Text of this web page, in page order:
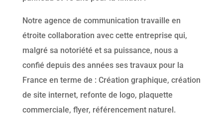
Notre agence de communication travaille en
étroite collaboration avec cette entreprise qui,
malgré sa notoriété et sa puissance, nous a
confié depuis des années ses travaux pour la
France en terme de : Création graphique, création
de site internet, refonte de logo, plaquette
commerciale, flyer, référencement naturel.